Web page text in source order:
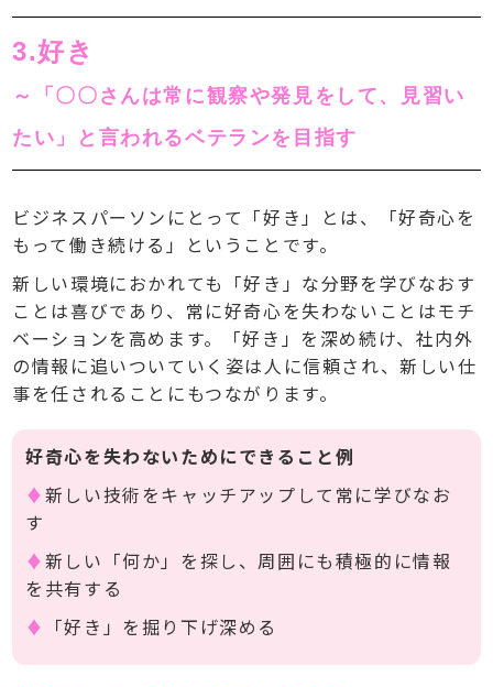
3.好き
～「〇〇さんは常に観察や発見をして、見習い
たい」と言われるベテランを目指す
ビジネスパーソンにとって「好き」とは、「好奇心を
もって働き続ける」ということです。
新しい環境におかれても「好き」な分野を学びなおす
ことは喜びであり、常に好奇心を失わないことはモチ
ベーションを高めます。「好き」を深め続け、社内外
の情報に追いついていく姿は人に信頼され、新しい仕
事を任されることにもつながります。
好奇心を失わないためにできること例
♦新しい技術をキャッチアップして常に学びなお
す
♦新しい「何か」を探し、周囲にも積極的に情報
を共有する
♦
「好き」を掘り下げ深める